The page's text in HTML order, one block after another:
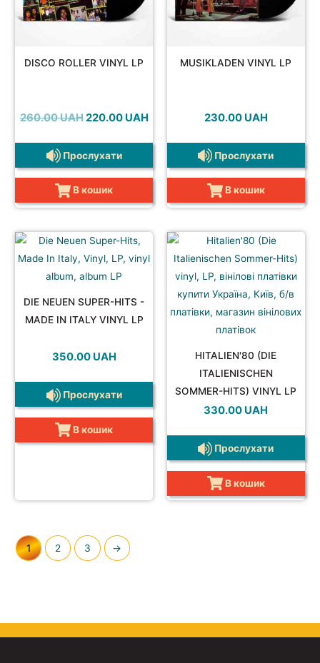
DISCO ROLLER VINYL LP
260.00UAH Оригінальна
220.00 UAHПоточна
Прослухати
В кошик
MUSIKLADEN VINYL LP
230.00 UAH
Прослухати
В кошик
DIE NEUEN SUPER-HITS -
MADE IN ITALY VINYL LP
350.00 UAH
Прослухати
В кошик
HITALIEN'80 (DIE
ITALIENISCHEN
SOMMER-HITS) VINYL LP
330.00 UAH
Прослухати
В кошик
1 2 3 →